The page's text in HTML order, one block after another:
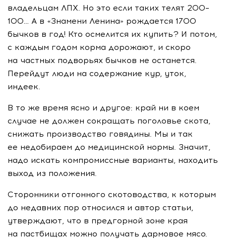
владельцам ЛПХ. Но это если таких телят 200–
100… А в «Знамени Ленина» рождается 1700
бычков в год! Кто осмелится их купить? И потом,
с каждым годом корма дорожают, и скоро
на частных подворьях бычков не останется.
Перейдут люди на содержание кур, уток,
индеек.
В то же время ясно и другое: край ни в коем
случае не должен сокращать поголовье скота,
снижать производство говядины. Мы и так
ее недобираем до медицинской нормы. Значит,
надо искать компромиссные варианты, находить
выход из положения.
Сторонники отгонного скотоводства, к которым
до недавних пор относился и автор статьи,
утверждают, что в предгорной зоне края
на пастбищах можно получать дармовое мясо.